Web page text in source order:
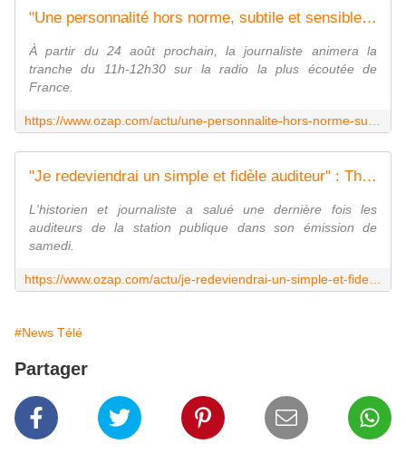
"Une personnalité hors norme, subtile et sensible" : Maïtena Biraben remplacera Nagui et sa "Bande originale" à la rentrée sur France Inter
À partir du 24 août prochain, la journaliste animera la
tranche du 11h-12h30 sur la radio la plus écoutée de
France.
"Je redeviendrai un simple et fidèle auditeur" : Thomas Snégaroff quitte France Inter
L'historien et journaliste a salué une dernière fois les
auditeurs de la station publique dans son émission de
samedi.
#News Télé
Partager